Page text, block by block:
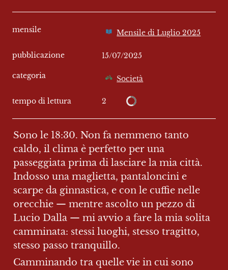
mensile Mensile di Luglio 2025
pubblicazione 15/07/2025
categoria Società
tempo di lettura 2
Sono le 18:30. Non fa nemmeno tanto
caldo, il clima è perfetto per una
passeggiata prima di lasciare la mia città.
Indosso una maglietta, pantaloncini e
scarpe da ginnastica, e con le cuffie nelle
orecchie — mentre ascolto un pezzo di
Lucio Dalla — mi avvio a fare la mia solita
camminata: stessi luoghi, stesso tragitto,
stesso passo tranquillo.
Camminando tra quelle vie in cui sono